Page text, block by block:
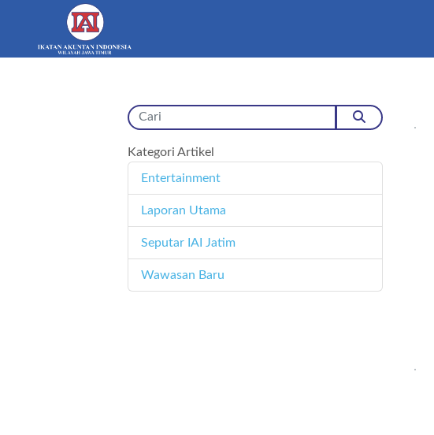
Kategori Artikel
Entertainment
Laporan Utama
Seputar IAI Jatim
Wawasan Baru